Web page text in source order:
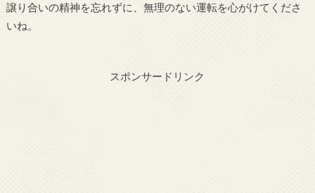
譲り合いの精神を忘れずに、無理のない運転を心がけてくださ
いね。
スポンサードリンク